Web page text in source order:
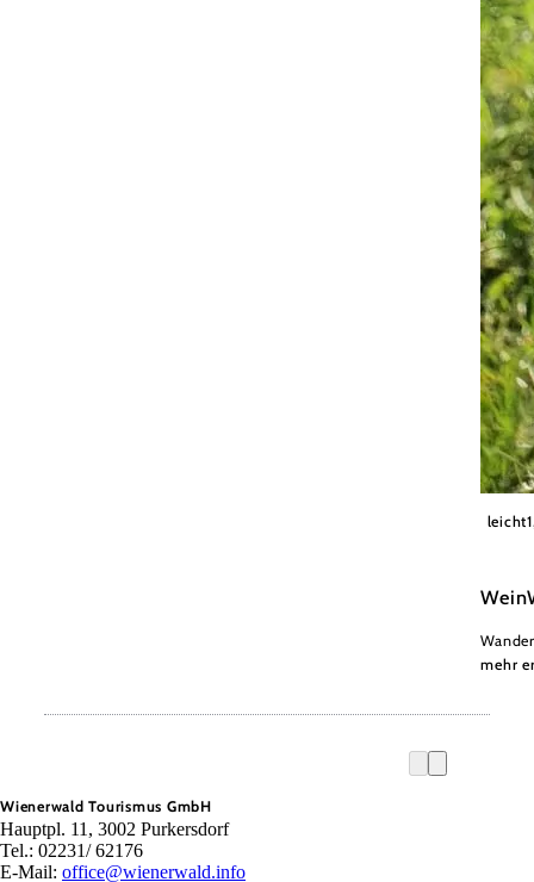
leicht
mehr
Wienerwald Tourismus GmbH
Hauptpl. 11, 3002 Purkersdorf
Tel.: 02231/ 62176
E-Mail: office@wienerwald.info